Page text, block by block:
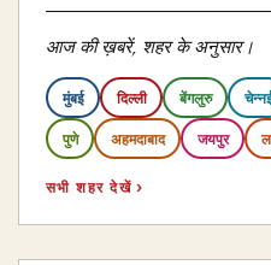
आज की ख़बरें, शहर के अनुसार।
मुंबई दिल्ली बेंगलुरु
पुणे अहमदाबाद जयपुर
सभी शहर देखें ›